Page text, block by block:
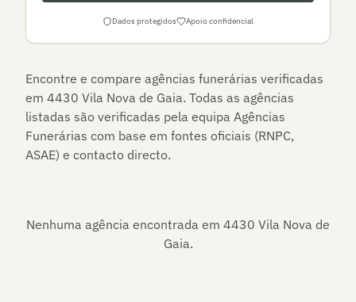
Dados protegidos Apoio confidencial
Encontre e compare agências funerárias verificadas
em 4430 Vila Nova de Gaia. Todas as agências
listadas são verificadas pela equipa Agências
Funerárias com base em fontes oficiais (RNPC,
ASAE) e contacto directo.
Nenhuma agência encontrada em 4430 Vila Nova de
Gaia.